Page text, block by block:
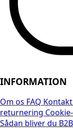
INFORMATION
Om os FAQ Kontakt
returnering
Sådan bliver du